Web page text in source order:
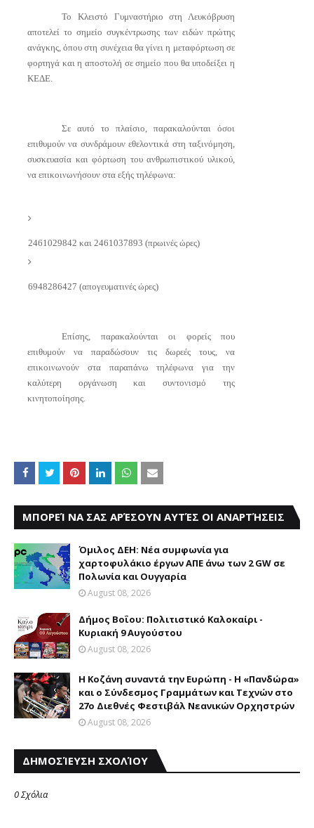
Το Κλειστό Γυμναστήριο στη Λευκόβρυση
αποτελεί το σημείο συγκέντρωσης των ειδών πρώτης
ανάγκης, όπου στη συνέχεια θα γίνει η μεταφόρτωση σε
φορτηγά και η αποστολή σε σημείο που θα υποδείξει η
ΚΕΔΕ.
Σε αυτό το πλαίσιο, παρακαλούνται όσοι
επιθυμούν να συνδράμουν εθελοντικά στη ταξινόμηση,
συσκευασία και φόρτωση του ανθρωπιστικού υλικού,
να επικοινωνήσουν στα εξής τηλέφωνα:
2461029842 και 2461037893 (πρωινές ώρες)
6948286427 (απογευματινές ώρες)
Επίσης, παρακαλούνται οι φορείς που
επιθυμούν να παραδώσουν τις δωρεές τους, να
επικοινωνούν στα παραπάνω τηλέφωνα για την
καλύτερη οργάνωση και συντονισμό της
κινητοποίησης.
ΜΠΟΡΕΊ ΝΑ ΣΑΣ ΑΡΈΣΟΥΝ ΑΥΤΈΣ ΟΙ ΑΝΑΡΤΉΣΕΙΣ
Όμιλος ΔΕΗ: Νέα συμφωνία για
χαρτοφυλάκιο έργων ΑΠΕ άνω των 2 GW σε
Πολωνία και Ουγγαρία
August 08, 2026
Δήμος Βοΐου: Πολιτιστικό Καλοκαίρι -
Κυριακή 9 Αυγούστου
August 08, 2026
Η Κοζάνη συναντά την Ευρώπη - Η «Πανδώρα»
και ο Σύνδεσμος Γραμμάτων και Τεχνών στο
27ο Διεθνές Φεστιβάλ Νεανικών Ορχηστρών
August 08, 2026
ΔΗΜΟΣΊΕΥΣΗ ΣΧΟΛΊΟΥ
0 Σχόλια